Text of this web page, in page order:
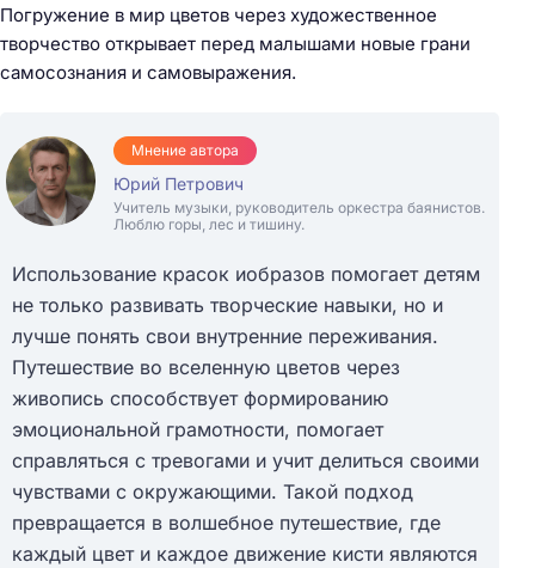
Погружение в мир цветов через художественное
творчество открывает перед малышами новые грани
самосознания и самовыражения.
Мнение автора
Юрий Петрович
Учитель музыки, руководитель оркестра баянистов.
Люблю горы, лес и тишину.
Использование красок иобразов помогает детям
не только развивать творческие навыки, но и
лучше понять свои внутренние переживания.
Путешествие во вселенную цветов через
живопись способствует формированию
эмоциональной грамотности, помогает
справляться с тревогами и учит делиться своими
чувствами с окружающими. Такой подход
превращается в волшебное путешествие, где
каждый цвет и каждое движение кисти являются